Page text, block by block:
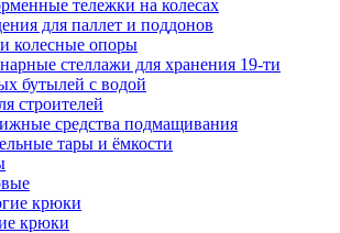
тележки на колесах
для паллет и поддонов
колесные опоры
стеллажи для хранения 19-ти
бутылей с водой
строителей
средства подмащивания
тары и ёмкости
крюки
крюки